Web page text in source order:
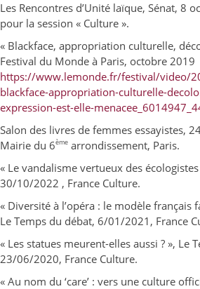
Les Rencontres d’Unité laïque, Sénat, 8
pour la session « Culture ».
« Blackface, appropriation culturelle,
Festival du Monde à Paris, octobre 2019
https://www.lemonde.fr/festival/video/
blackface-appropriation-culturelle-
expression-est-elle-
Salon des livres de femmes essayistes,
Mairie du 6ème arrondissement, Paris.
« Le vandalisme vertueux des
30/10/2022 , France Culture.
« Diversité à l’opéra : le modèle français
Le Temps du débat, 6/01/2021, France
« Les statues meurent-elles aussi ? », Le
23/06/2020, France Culture.
« Au nom du ‘care’ : vers une culture